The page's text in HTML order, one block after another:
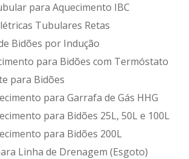
para Aquecimento IBC
Tubulares Retas
Bidões por Indução
para Bidões com Termóstato
para Bidões
para Garrafa de Gás HHG
para Bidões 25L, 50L e 100L
para Bidões 200L
Linha de Drenagem (Esgoto)